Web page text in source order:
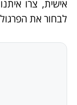
אישית, צרו
לבחור את